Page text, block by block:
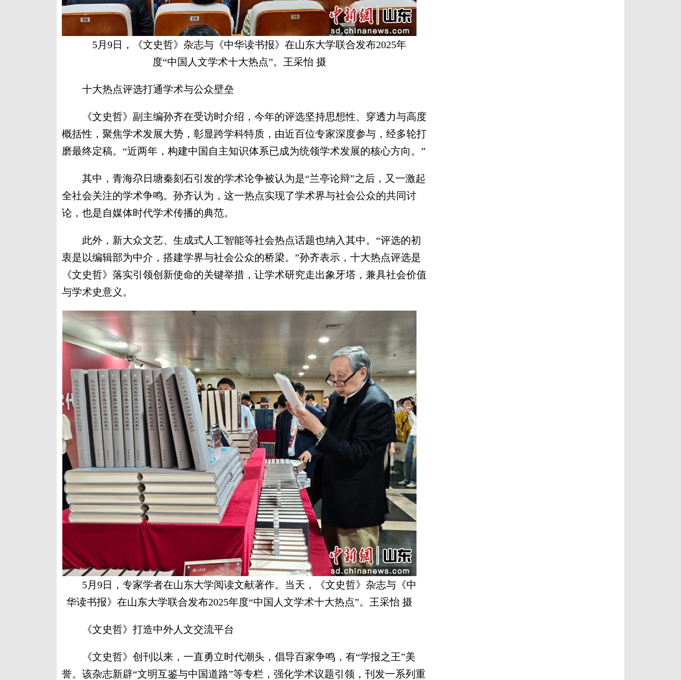
5月9日，《文史哲》杂志与《中华读书报》在山东大学联合发布2025年
度“中国人文学术十大热点”。王采怡 摄
十大热点评选打通学术与公众壁垒
《文史哲》副主编孙齐在受访时介绍，今年的评选坚持思想性、穿透力与高度
概括性，聚焦学术发展大势，彰显跨学科特质，由近百位专家深度参与，经多轮打
磨最终定稿。“近两年，构建中国自主知识体系已成为统领学术发展的核心方向。”
其中，青海尕日塘秦刻石引发的学术论争被认为是“兰亭论辩”之后，又一激起
全社会关注的学术争鸣。孙齐认为，这一热点实现了学术界与社会公众的共同讨
论，也是自媒体时代学术传播的典范。
此外，新大众文艺、生成式人工智能等社会热点话题也纳入其中。“评选的初
衷是以编辑部为中介，搭建学界与社会公众的桥梁。”孙齐表示，十大热点评选是
《文史哲》落实引领创新使命的关键举措，让学术研究走出象牙塔，兼具社会价值
与学术史意义。
5月9日，专家学者在山东大学阅读文献著作。当天，《文史哲》杂志与《中
华读书报》在山东大学联合发布2025年度“中国人文学术十大热点”。王采怡 摄
《文史哲》打造中外人文交流平台
《文史哲》创刊以来，一直勇立时代潮头，倡导百家争鸣，有“学报之王”美
誉。该杂志新辟“文明互鉴与中国道路”等专栏，强化学术议题引领，刊发一系列重